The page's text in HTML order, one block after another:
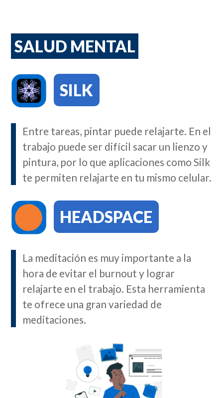
SALUD MENTAL
SILK
Entre tareas, pintar puede relajarte. En el
trabajo puede ser difícil sacar un lienzo y
pintura, por lo que aplicaciones como Silk
te permiten relajarte en tu mismo celular.
HEADSPACE
La meditación es muy importante a la
hora de evitar el burnout y lograr
relajarte en el trabajo. Esta herramienta
te ofrece una gran variedad de
meditaciones.